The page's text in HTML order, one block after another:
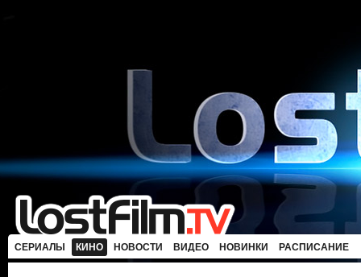
СЕРИАЛЫ КИНО НОВОСТИ ВИДЕО НОВИНКИ РАСПИСАНИЕ